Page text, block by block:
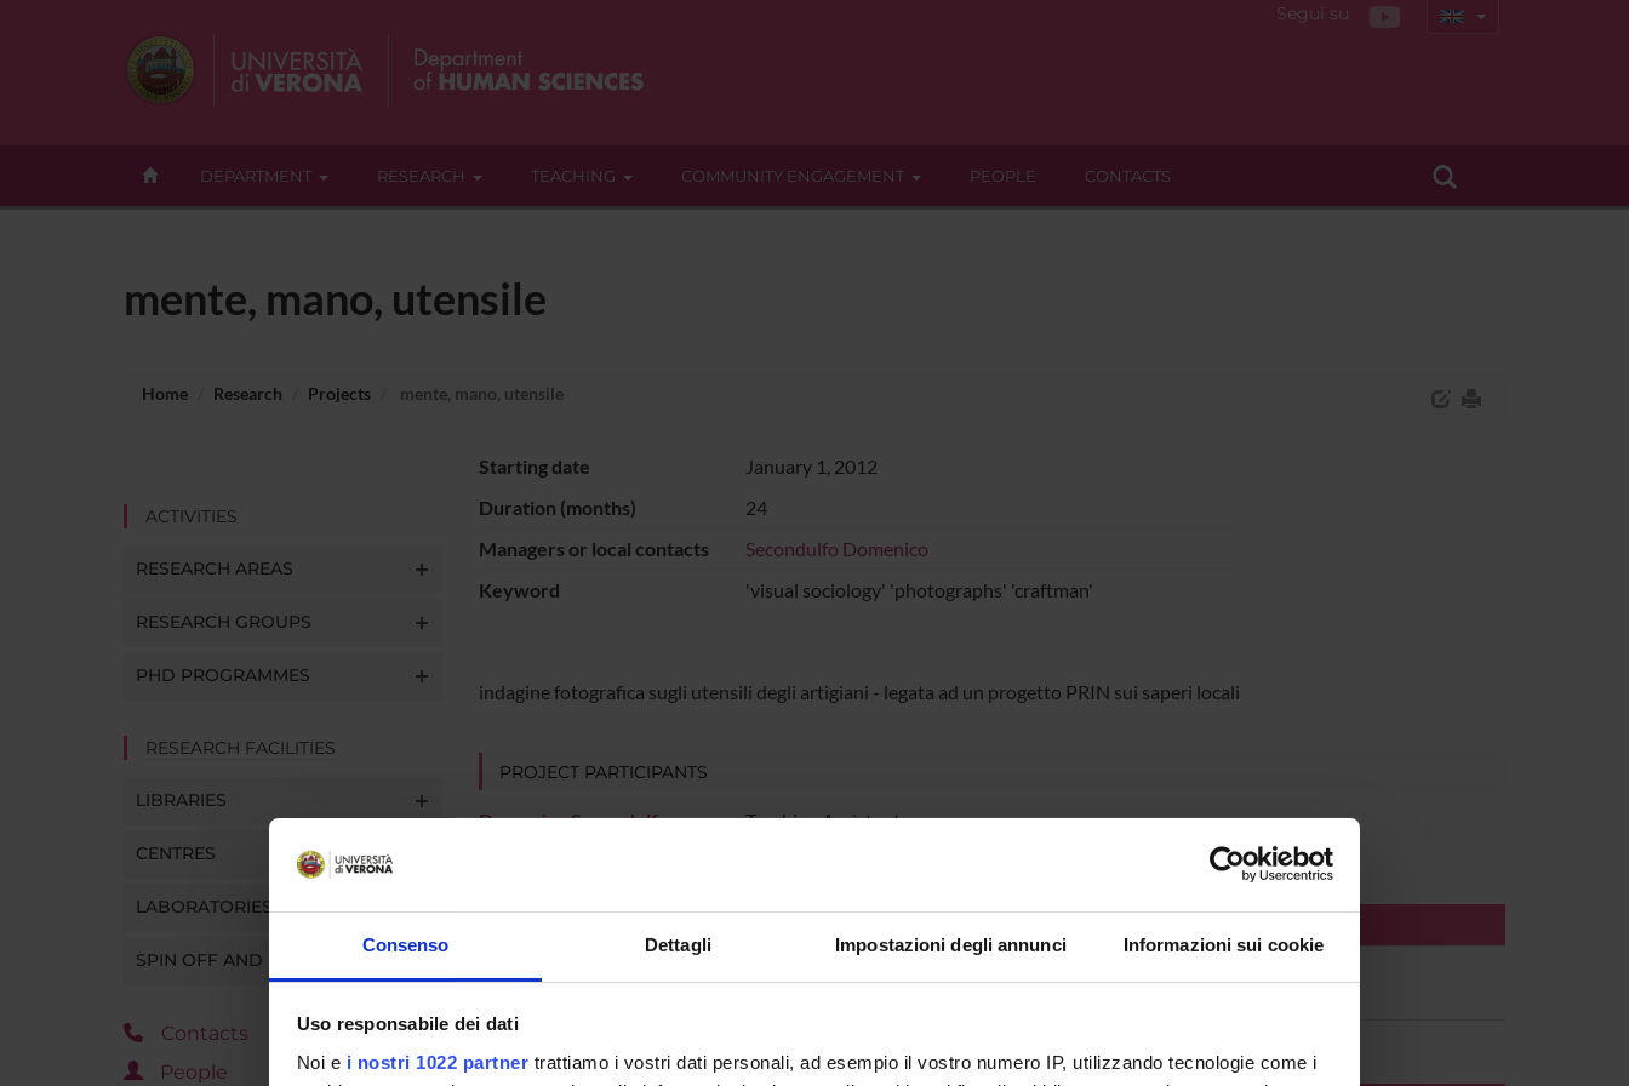
Consenso Dettagli Impostazioni degli annunci Informazioni sui cookie
Uso responsabile dei dati
Noi e i nostri 1022 partner trattiamo i vostri dati personali, ad esempio il vostro numero IP, utilizzando tecnologie come i
Segui su
DEPARTMENT RESEARCH TEACHING COMMUNITY ENGAGEMENT PEOPLE CONTACTS
mente, mano, utensile
Home Research Projects mente, mano, utensile
ACTIVITIES
RESEARCH AREAS
RESEARCH GROUPS
PHD PROGRAMMES
RESEARCH FACILITIES
LIBRARIES
CENTRES
LABORATORIES
SPIN OFF AND COMPANIES
Contacts
People
Starting date
January 1, 2012
Duration (months)
24
Managers or local contacts
Secondulfo Domenico
Keyword
'visual sociology' 'photographs' 'craftman'
indagine fotografica sugli utensili degli artigiani - legata ad un progetto PRIN sui saperi locali
PROJECT PARTICIPANTS
Domenico Secondulfo Teaching Assistant
PUBLICATIONS